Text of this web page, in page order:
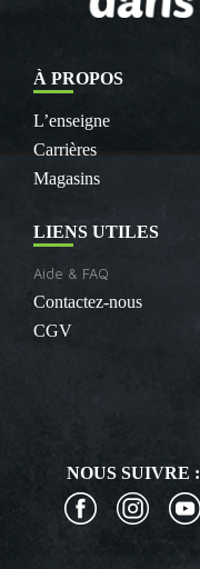
À PROPOS
L’enseigne
Carrières
Magasins
LIENS UTILES
Aide & FAQ
Contactez-nous
CGV
NOUS SUIVRE :